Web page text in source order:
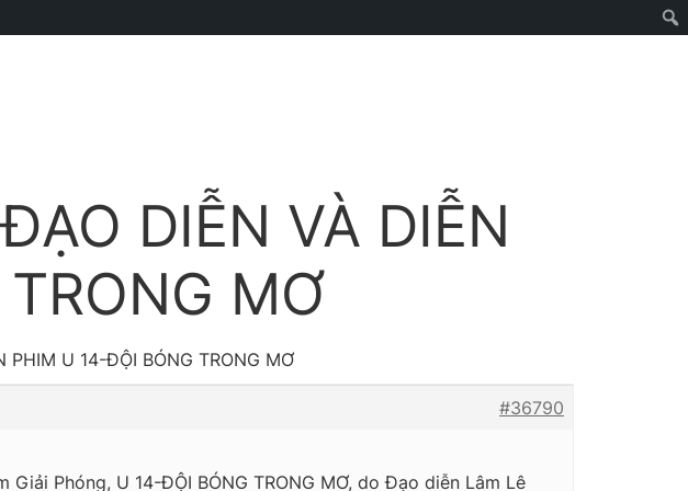
DIỄN VÀ DIỄN
MƠ
PHIM U 14-ĐỘI BÓNG TRONG MƠ
#36790
Phóng, U 14-ĐỘI BÓNG TRONG MƠ, do Đạo diễn Lâm Lê